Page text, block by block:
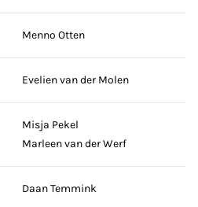
Menno Otten
Evelien van der Molen
Misja Pekel
Marleen van der Werf
Daan Temmink